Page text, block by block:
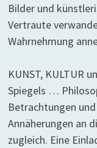
Bilder und
Vertraute
Wahrnehmung
KUNST, KULTUR
Spiegels …
Betrachtungen
Annäherungen an
zugleich. Eine